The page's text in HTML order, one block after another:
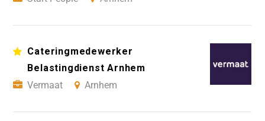
Cateringmedewerker
Belastingdienst Arnhem
Vermaat
Arnhem